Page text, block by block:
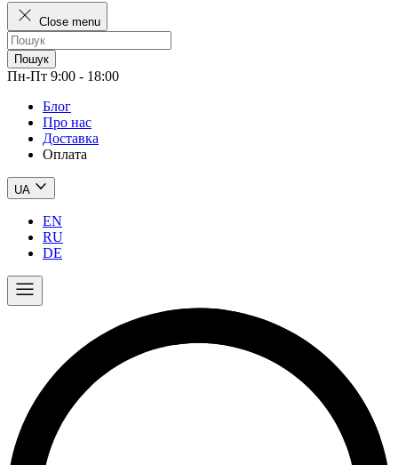
Close menu
Пошук
Пн-Пт 9:00 - 18:00
Блог
Про нас
Доставка
Оплата
UA
EN
RU
DE